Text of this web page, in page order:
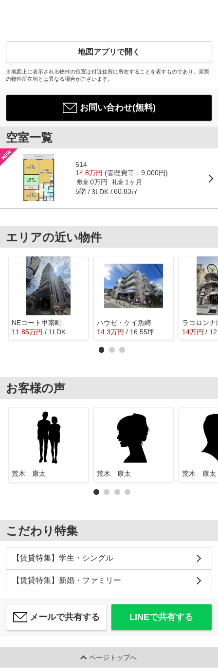
地図アプリで開く
※地図上に表示される物件の位置は付近住所に所在することを表すものであり、実際
の物件所在地とは異なる場合がございます。
お問い合わせ(無料)
空室一覧
514
14.8万円 (管理費等：9,000円)
敷金 0万円 礼金 1ヶ月
5階 3LDK 60.83㎡
エリアの近い物件
NEコート甲南町
11.85万円 / 1LDK
ハウゼ・ケイ魚崎
14.3万円 / 16.55坪
ラコロンナ
14万円 /
お客様の声
荒木 康太 荒木 康太 荒木 康太
こだわり特集
【賃貸特集】学生・シングル
【賃貸特集】新婚・ファミリー
メールで共有する LINEで共有する
ページトップへ